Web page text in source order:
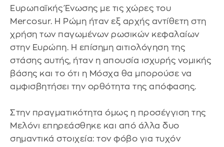
Ευρωπαϊκής Ένωσης με τις χώρες του
Mercosur. Η Ρώμη ήταν εξ αρχής αντίθετη στη
χρήση των παγωμένων ρωσικών κεφαλαίων
στην Ευρώπη. Η επίσημη αιτιολόγηση της
στάσης αυτής, ήταν η απουσία ισχυρής νομικής
βάσης και το ότι η Μόσχα θα μπορούσε να
αμφισβητήσει την ορθότητα της απόφασης.
Στην πραγματικότητα όμως η προσέγγιση της
Μελόνι επηρεάσθηκε και από άλλα δυο
σημαντικά στοιχεία: τον φόβο για τυχόν